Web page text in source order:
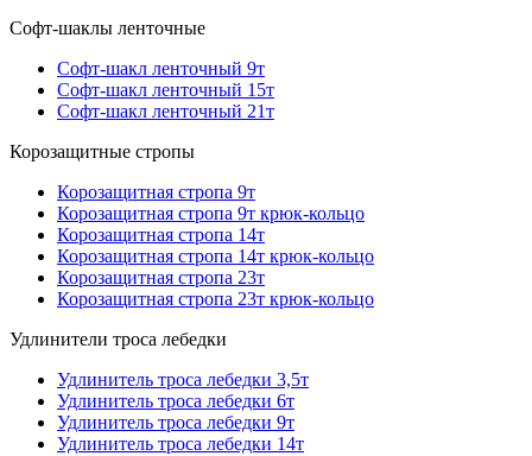
Софт-шаклы ленточные
Софт-шакл ленточный 9т
Софт-шакл ленточный 15т
Софт-шакл ленточный 21т
Корозащитные стропы
Корозащитная стропа 9т
Корозащитная стропа 9т крюк-кольцо
Корозащитная стропа 14т
Корозащитная стропа 14т крюк-кольцо
Корозащитная стропа 23т
Корозащитная стропа 23т крюк-кольцо
Удлинители троса лебедки
Удлинитель троса лебедки 3,5т
Удлинитель троса лебедки 6т
Удлинитель троса лебедки 9т
Удлинитель троса лебедки 14т